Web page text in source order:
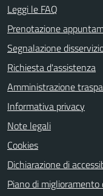
Leggi le FAQ
Prenotazione
Segnalazione
Richiesta d'assistenza
Amministrazione
Informativa privacy
Note legali
Cookies
Dichiarazione di
Piano di miglioramento